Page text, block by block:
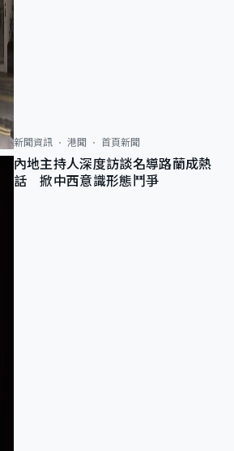
新聞資訊 港聞 首頁新聞
內地主持人深度訪談名導路蘭成熱
話 掀中西意識形態鬥爭